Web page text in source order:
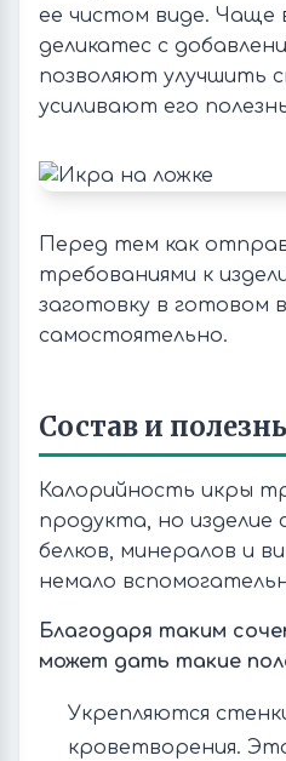
ее чистом виде. Чаще
деликатес с
позволяют улучшить
усиливают его
Перед тем как
требованиями к
заготовку в готовом
самостоятельно.
Состав и
Калорийность икры
продукта, но
белков, минералов и
немало
Благодаря таким
может дать такие
Укрепляются
кроветворения.